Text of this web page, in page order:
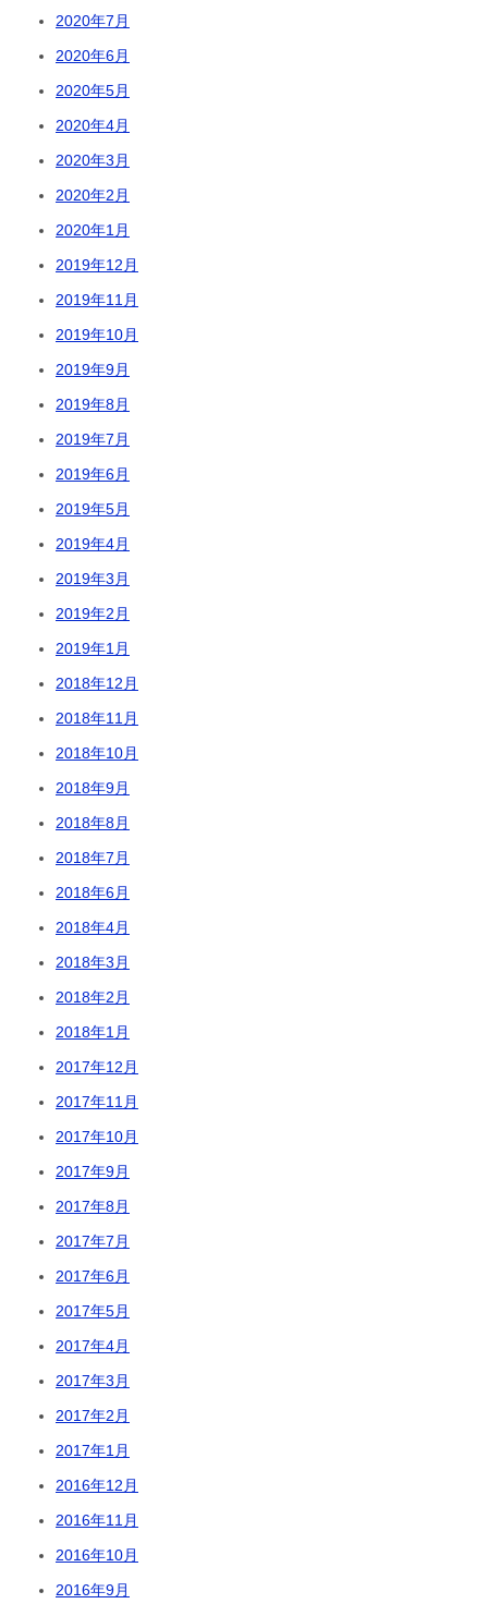
2020年7月
2020年6月
2020年5月
2020年4月
2020年3月
2020年2月
2020年1月
2019年12月
2019年11月
2019年10月
2019年9月
2019年8月
2019年7月
2019年6月
2019年5月
2019年4月
2019年3月
2019年2月
2019年1月
2018年12月
2018年11月
2018年10月
2018年9月
2018年8月
2018年7月
2018年6月
2018年4月
2018年3月
2018年2月
2018年1月
2017年12月
2017年11月
2017年10月
2017年9月
2017年8月
2017年7月
2017年6月
2017年5月
2017年4月
2017年3月
2017年2月
2017年1月
2016年12月
2016年11月
2016年10月
2016年9月